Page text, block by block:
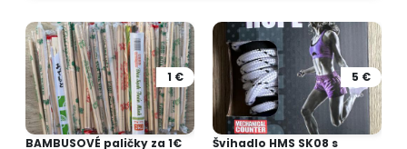
1 €
BAMBUSOVÉ paličky za 1€
5 €
Švihadlo HMS SK08 s